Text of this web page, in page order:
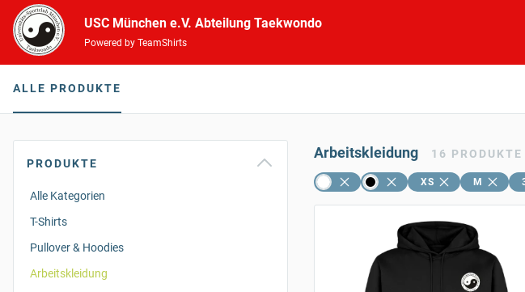
USC München e.V. Abteilung Taekwondo
Powered by TeamShirts
ALLE PRODUKTE
PRODUKTE
Alle Kategorien
T-Shirts
Pullover & Hoodies
Arbeitskleidung
Arbeitskleidung 16 PRODUKTE
XS M